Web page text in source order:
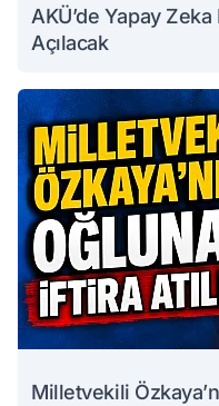
AKÜ’de Yapay
Açılacak
Milletvekili